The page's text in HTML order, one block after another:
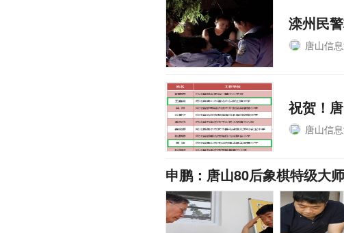
滦州民
唐山信
祝贺！
唐山信
申鹏：唐山80后象棋特级大